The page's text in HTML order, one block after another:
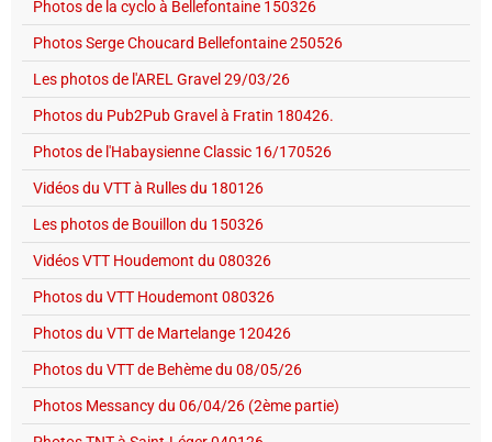
Photos de la cyclo à Bellefontaine 150326
Photos Serge Choucard Bellefontaine 250526
Les photos de l'AREL Gravel 29/03/26
Photos du Pub2Pub Gravel à Fratin 180426.
Photos de l'Habaysienne Classic 16/170526
Vidéos du VTT à Rulles du 180126
Les photos de Bouillon du 150326
Vidéos VTT Houdemont du 080326
Photos du VTT Houdemont 080326
Photos du VTT de Martelange 120426
Photos du VTT de Behème du 08/05/26
Photos Messancy du 06/04/26 (2ème partie)